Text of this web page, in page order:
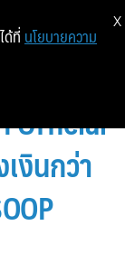
การ
Official
งินกว่า
ด้ที่ นโยบายความ
X